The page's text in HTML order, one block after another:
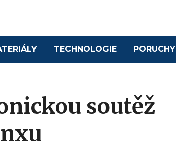
TECHNOLOGIE PORUCHY
soutěž